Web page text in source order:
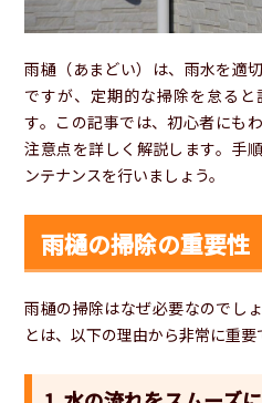
雨樋（あまどい）は、雨水を適
ですが、定期的な掃除を怠る
す。この記事では、初心者にも
注意点を詳しく解説します。手
ンテナンスを行いましょう。
雨樋の掃除の重要性
雨樋の掃除はなぜ必要なのでし
とは、以下の理由から非常に重要